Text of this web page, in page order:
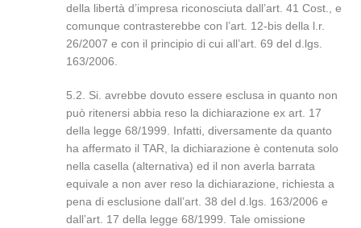
della libertà d’impresa riconosciuta dall’art. 41 Cost., e
comunque contrasterebbe con l’art. 12-bis della l.r.
26/2007 e con il principio di cui all’art. 69 del d.lgs.
163/2006.
5.2. Si. avrebbe dovuto essere esclusa in quanto non
può ritenersi abbia reso la dichiarazione ex art. 17
della legge 68/1999. Infatti, diversamente da quanto
ha affermato il TAR, la dichiarazione è contenuta solo
nella casella (alternativa) ed il non averla barrata
equivale a non aver reso la dichiarazione, richiesta a
pena di esclusione dall’art. 38 del d.lgs. 163/2006 e
dall’art. 17 della legge 68/1999. Tale omissione